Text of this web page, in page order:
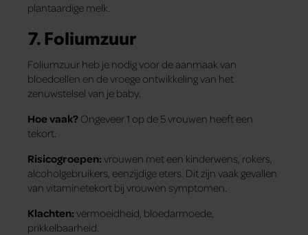
plantaardige melk.
7. Foliumzuur
Foliumzuur heb je nodig voor de aanmaak van
bloedcellen en de vroege ontwikkeling van het
zenuwstelsel van je baby.
Hoe vaak? Ongeveer 1 op de 5 vrouwen heeft een
tekort.
Risicogroepen: vrouwen met een kinderwens, rokers,
alcoholgebruikers, eenzijdige eters. Dit zijn vaak gevallen
van vitaminetekort bij vrouwen symptomen.
Klachten: vermoeidheid, bloedarmoede,
prikkelbaarheid.